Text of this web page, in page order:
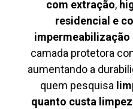
com extração,
residencial e
impermeabilização
camada protetora
aumentando a
quem pesquisa
quanto custa